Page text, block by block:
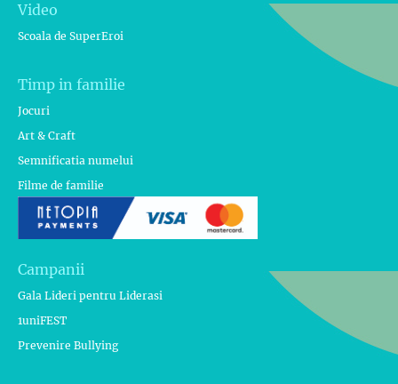
Video
Scoala de SuperEroi
Timp in familie
Jocuri
Art & Craft
Semnificatia numelui
Filme de familie
Campanii
Gala Lideri pentru Liderasi
1uniFEST
Prevenire Bullying